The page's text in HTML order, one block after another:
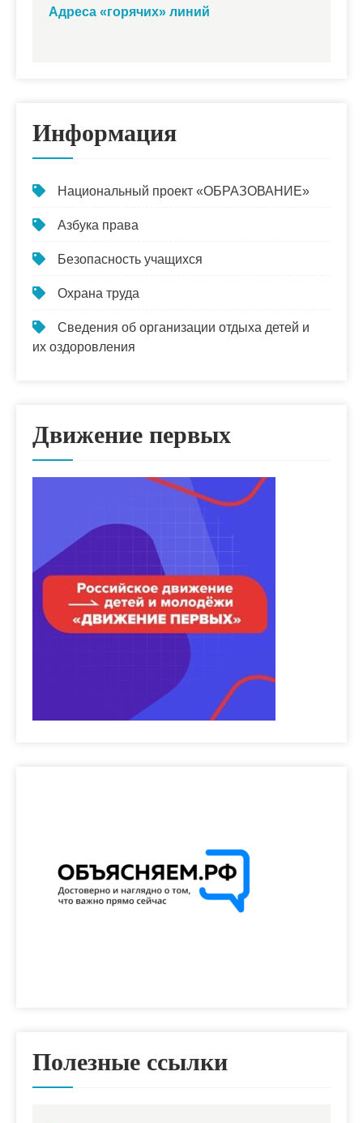
Адреса «горячих» линий
Информация
Национальный проект «ОБРАЗОВАНИЕ»
Азбука права
Безопасность учащихся
Охрана труда
Сведения об организации отдыха детей и
их оздоровления
Движение первых
Полезные ссылки